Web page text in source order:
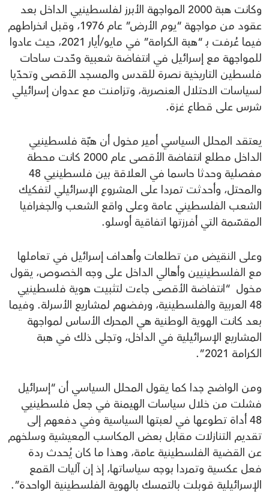
وكانت هبة 2000 المواجهة الأبرز لفلسطينيي الداخل بعد
عقود من مواجهة “يوم الأرض” عام 1976، وقبل انخراطهم
فيما عُرفت بـ “هبة الكرامة” في مايو/أيار 2021، حيث عادوا
للمواجهة مع إسرائيل في انتفاضة شعبية وحّدت ساحات
فلسطين التاريخية نصرة للقدس والمسجد الأقصى وتحدّيا
لسياسات الاحتلال العنصرية، وتزامنت مع عدوان إسرائيلي
شرس على قطاع غزة.
يعتقد المحلل السياسي أمير مخول أن هبّة فلسطينيي
الداخل مطلع انتفاضة الأقصى عام 2000 كانت محطة
مفصلية وحدثا حاسما في العلاقة بين فلسطينيي 48
والمحتل، وأحدثت تمردا على المشروع الإسرائيلي لتفكيك
الشعب الفلسطيني عامة وعلى واقع الشعب والجغرافيا
المقسّمة التي أفرزتها اتفاقية أوسلو.
وعلى النقيض من تطلعات وأهداف إسرائيل في تعاملها
مع الفلسطينيين وأهالي الداخل على وجه الخصوص، يقول
مخول “انتفاضة الأقصى جاءت لتثبيت هوية فلسطينيي
48 العربية والفلسطينية، ورفضهم لمشاريع الأسرلة. وفيما
بعد كانت الهوية الوطنية هي المحرك الأساس لمواجهة
المشاريع الإسرائيلية في الداخل، وتجلى ذلك في هبة
الكرامة 2021”.
ومن الواضح جدا كما يقول المحلل السياسي أن “إسرائيل
فشلت من خلال سياسات الهيمنة في جعل فلسطينيي
48 أداة تطوعها في لعبتها السياسية وفي دفعهم إلى
تقديم التنازلات مقابل بعض المكاسب المعيشية وسلخهم
عن القضية الفلسطينية عامة، وهذا ما كان يُحدث ردة
فعل عكسية وتمردا بوجه سياساتها، إذ إن آليات القمع
الإسرائيلية قوبلت بالتمسك بالهوية الفلسطينية الواحدة”.